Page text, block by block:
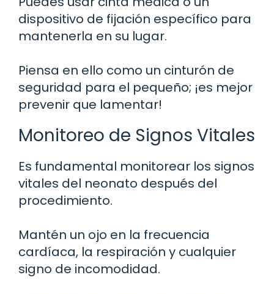
dispositivo de fijación específico para
mantenerla en su lugar.
Piensa en ello como un cinturón de
seguridad para el pequeño; ¡es mejor
prevenir que lamentar!
Monitoreo de Signos Vitales
Es fundamental monitorear los signos
vitales del neonato después del
procedimiento.
Mantén un ojo en la frecuencia
cardíaca, la respiración y cualquier
signo de incomodidad.